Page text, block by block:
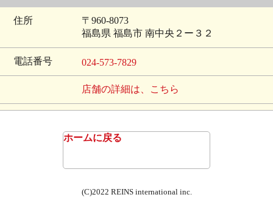
住所
〒960-8073
福島県 福島市 南中央２ー３２
電話番号 024-573-7829
店舗の詳細は、こちら
ホームに戻る
(C)2022 REINS international inc.